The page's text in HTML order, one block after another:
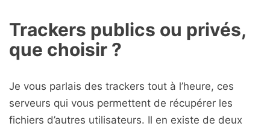
Trackers publics ou privés,
que choisir ?
Je vous parlais des trackers tout à l’heure, ces
serveurs qui vous permettent de récupérer les
fichiers d’autres utilisateurs. Il en existe de deux